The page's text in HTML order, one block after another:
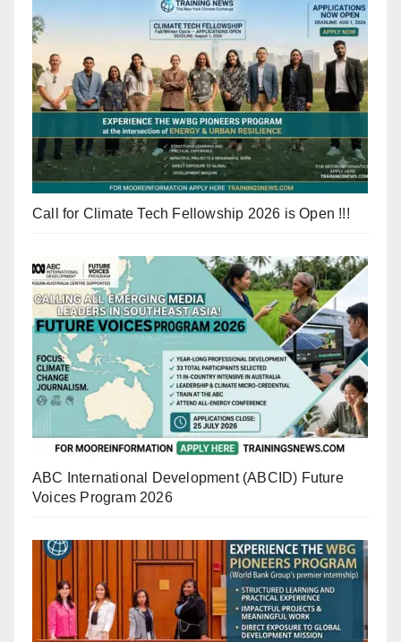
Call for Climate Tech Fellowship 2026 is Open !!!
ABC International Development (ABCID) Future
Voices Program 2026